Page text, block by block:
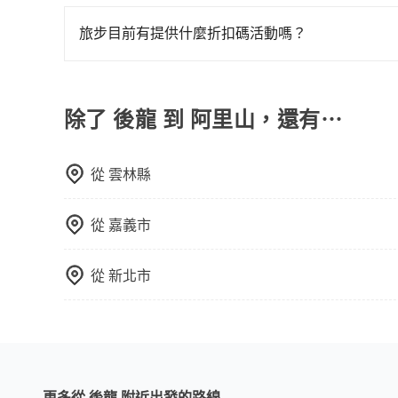
程更加順暢和舒適。」
旅步目前有提供什麼折扣碼活動嗎？
除了 後龍 到 阿里山，還有⋯
從雲林縣
從 嘉義市
從新北市